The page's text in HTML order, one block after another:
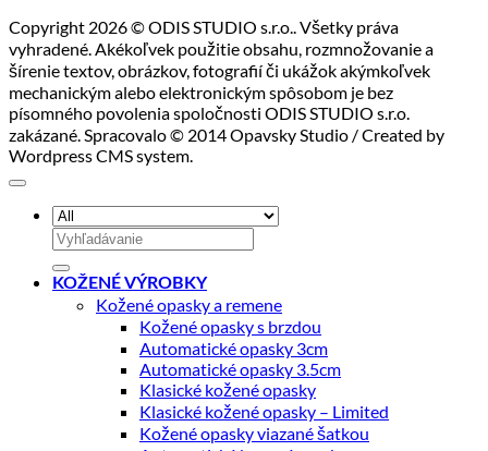
Copyright 2026 © ODIS STUDIO s.r.o.. Všetky práva
vyhradené. Akékoľvek použitie obsahu, rozmnožovanie a
šírenie textov, obrázkov, fotografií či ukážok akýmkoľvek
mechanickým alebo elektronickým spôsobom je bez
písomného povolenia spoločnosti ODIS STUDIO s.r.o.
zakázané. Spracovalo © 2014 Opavsky Studio / Created by
Wordpress CMS system.
Hľadať:
KOŽENÉ VÝROBKY
Kožené opasky a remene
Kožené opasky s brzdou
Automatické opasky 3cm
Automatické opasky 3.5cm
Klasické kožené opasky
Klasické kožené opasky – Limited
Kožené opasky viazané šatkou